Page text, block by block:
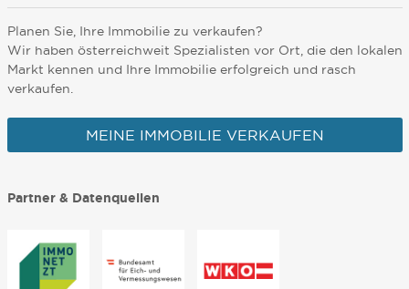
Planen Sie, Ihre Immobilie zu verkaufen?
Wir haben österreichweit Spezialisten vor Ort, die den lokalen
Markt kennen und Ihre Immobilie erfolgreich und rasch
verkaufen.
MEINE IMMOBILIE VERKAUFEN
Partner & Datenquellen